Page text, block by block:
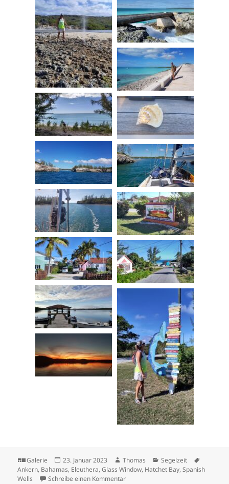
Format
Galerie
Veröffentlicht
am
23. Januar 2023 Autor
Thomas Kategorien
Segelzeit
Ankern, Bahamas, Eleuthera,Glass Window, Hatchet Bay,Spanish
Wells
Schreibe einen Kommentarzu Nord-Eleuthera